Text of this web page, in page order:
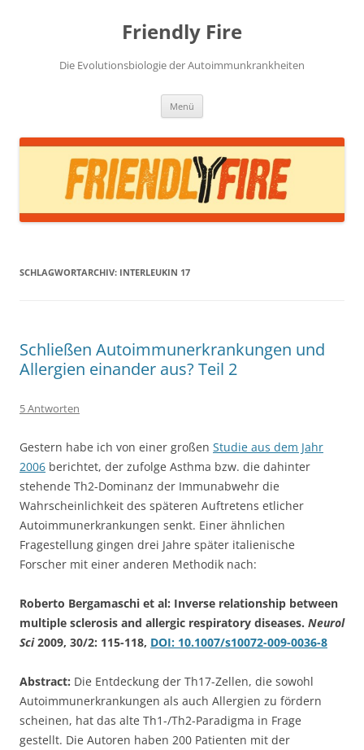
Friendly Fire
Die Evolutionsbiologie der Autoimmunkrankheiten
Menü
SCHLAGWORTARCHIV: INTERLEUKIN 17
Schließen Autoimmunerkrankungen und
Allergien einander aus? Teil 2
5 Antworten
Gestern habe ich von einer großen Studie aus dem Jahr
2006 berichtet, der zufolge Asthma bzw. die dahinter
stehende Th2-Dominanz der Immunabwehr die
Wahrscheinlichkeit des späteren Auftretens etlicher
Autoimmunerkrankungen senkt. Einer ähnlichen
Fragestellung gingen drei Jahre später italienische
Forscher mit einer anderen Methodik nach:
Roberto Bergamaschi et al: Inverse relationship between
multiple sclerosis and allergic respiratory diseases. Neurol
Sci2009, 30/2: 115-118, DOI: 10.1007/s10072-009-0036-8
Abstract: Die Entdeckung der Th17-Zellen, die sowohl
Autoimmunerkrankungen als auch Allergien zu fördern
scheinen, hat das alte Th1-/Th2-Paradigma in Frage
gestellt. Die Autoren haben 200 Patienten mit der